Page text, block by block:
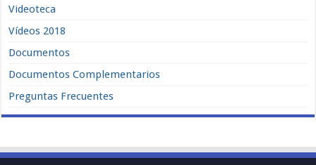
Videoteca
Vídeos 2018
Documentos
Documentos Complementarios
Preguntas Frecuentes